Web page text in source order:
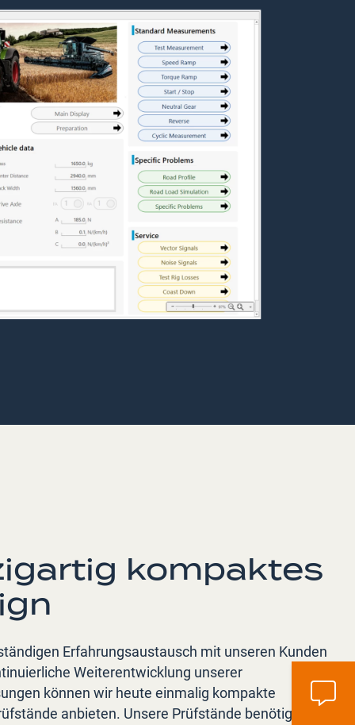
kompaktes
Erfahrungsaustausch mit unseren Kunden
Weiterentwicklung unserer
können wir heute einmalig kompakte
anbieten. Unsere Prüfstände benötigen in